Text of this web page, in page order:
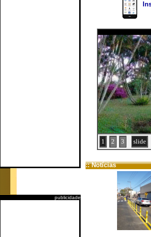
publicidade
1 2 3 slide
:: Notícias